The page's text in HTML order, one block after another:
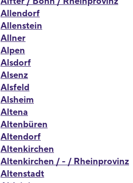
Allendorf
Allenstein
Allner
Alpen
Alsdorf
Alsenz
Alsfeld
Alsheim
Altena
Altenbüren
Altendorf
Altenkirchen
Altenkirchen / - / Rheinprovinz
Altenstadt